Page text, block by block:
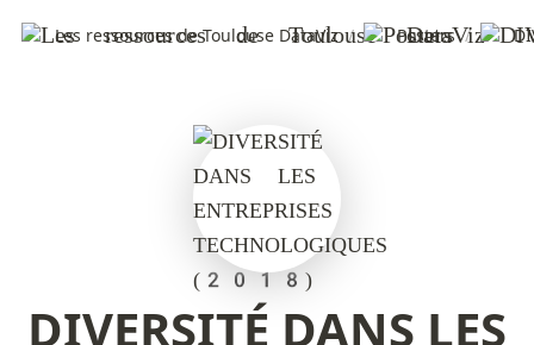
Les ressources de Toulouse DataViz / Posters /
DIVERSITÉ DANS LES